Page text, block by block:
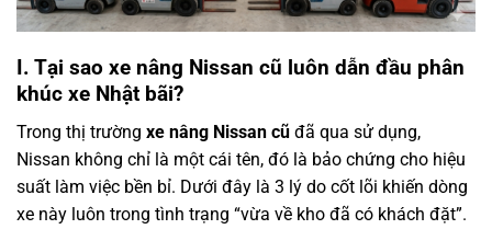
I. Tại sao xe nâng Nissan cũ luôn dẫn đầu phân
khúc xe Nhật bãi?
Trong thị trường xe nâng Nissan cũ đã qua sử dụng,
Nissan không chỉ là một cái tên, đó là bảo chứng cho hiệu
suất làm việc bền bỉ. Dưới đây là 3 lý do cốt lõi khiến dòng
xe này luôn trong tình trạng “vừa về kho đã có khách đặt”.